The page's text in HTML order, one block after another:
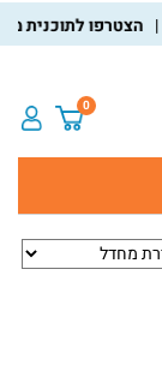
הצטרפו לתוכנית
0